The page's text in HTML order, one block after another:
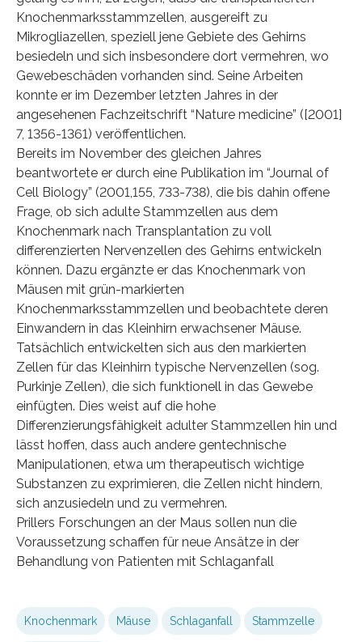
Knochenmarksstammzellen, ausgereift zu
Mikrogliazellen, speziell jene Gebiete des Gehirns
besiedeln und sich insbesondere dort vermehren, wo
Gewebeschäden vorhanden sind. Seine Arbeiten
konnte er im Dezember letzten Jahres in der
angesehenen Fachzeitschrift “Nature medicine” ([2001]
7, 1356-1361) veröffentlichen.
Bereits im November des gleichen Jahres
beantwortete er durch eine Publikation im “Journal of
Cell Biology” (2001,155, 733-738), die bis dahin offene
Frage, ob sich adulte Stammzellen aus dem
Knochenmark nach Transplantation zu voll
differenzierten Nervenzellen des Gehirns entwickeln
können. Dazu ergänzte er das Knochenmark von
Mäusen mit grün-markierten
Knochenmarksstammzellen und beobachtete deren
Einwandern in das Kleinhirn erwachsener Mäuse.
Tatsächlich entwickelten sich aus den markierten
Zellen für das Kleinhirn typische Nervenzellen (sog.
Purkinje Zellen), die sich funktionell in das Gewebe
einfügten. Dies weist auf die hohe
Differenzierungsfähigkeit adulter Stammzellen hin und
lässt hoffen, dass auch andere gentechnische
Manipulationen, etwa um therapeutisch wichtige
Substanzen zu exprimieren, die Zellen nicht hindern,
sich anzusiedeln und zu vermehren.
Prillers Forschungen an der Maus sollen nun die
Voraussetzung schaffen für neue Ansätze in der
Behandlung von Patienten mit Schlaganfall
Knochenmark Mäuse Schlaganfall Stammzelle